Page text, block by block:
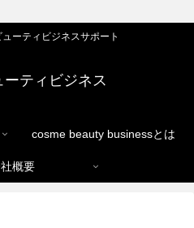
ーティビジネスサポート
ーティビジネス
cosme beauty businessとは
概要